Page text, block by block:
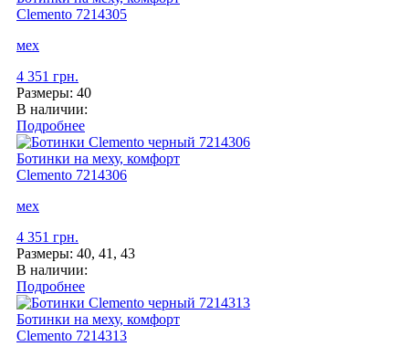
Clemento 7214305
мех
4 351 грн.
Размеры: 40
В наличии:
Подробнее
Ботинки на меху, комфорт
Clemento 7214306
мех
4 351 грн.
Размеры: 40, 41, 43
В наличии:
Подробнее
Ботинки на меху, комфорт
Clemento 7214313